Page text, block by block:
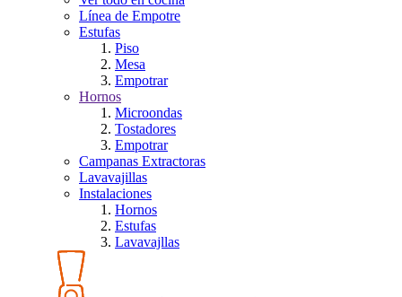
Línea de Empotre
Estufas
Piso
Mesa
Empotrar
Hornos
Microondas
Tostadores
Empotrar
Campanas Extractoras
Lavavajillas
Instalaciones
Hornos
Estufas
Lavavajllas